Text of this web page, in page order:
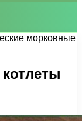
морковные